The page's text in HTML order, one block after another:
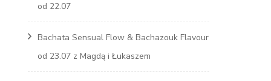
od 22.07
Bachata Sensual Flow & Bachazouk Flavour
od 23.07 z Magdą i Łukaszem